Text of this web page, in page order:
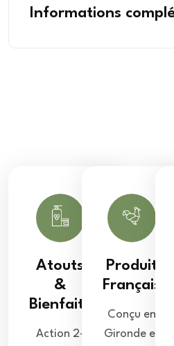
Informations
Atouts
&
Bienfaits
Action 2-
Produit
Français
Conçu en
Gironde et